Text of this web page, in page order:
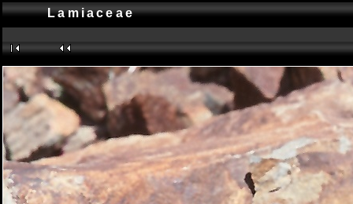
Lamiaceae